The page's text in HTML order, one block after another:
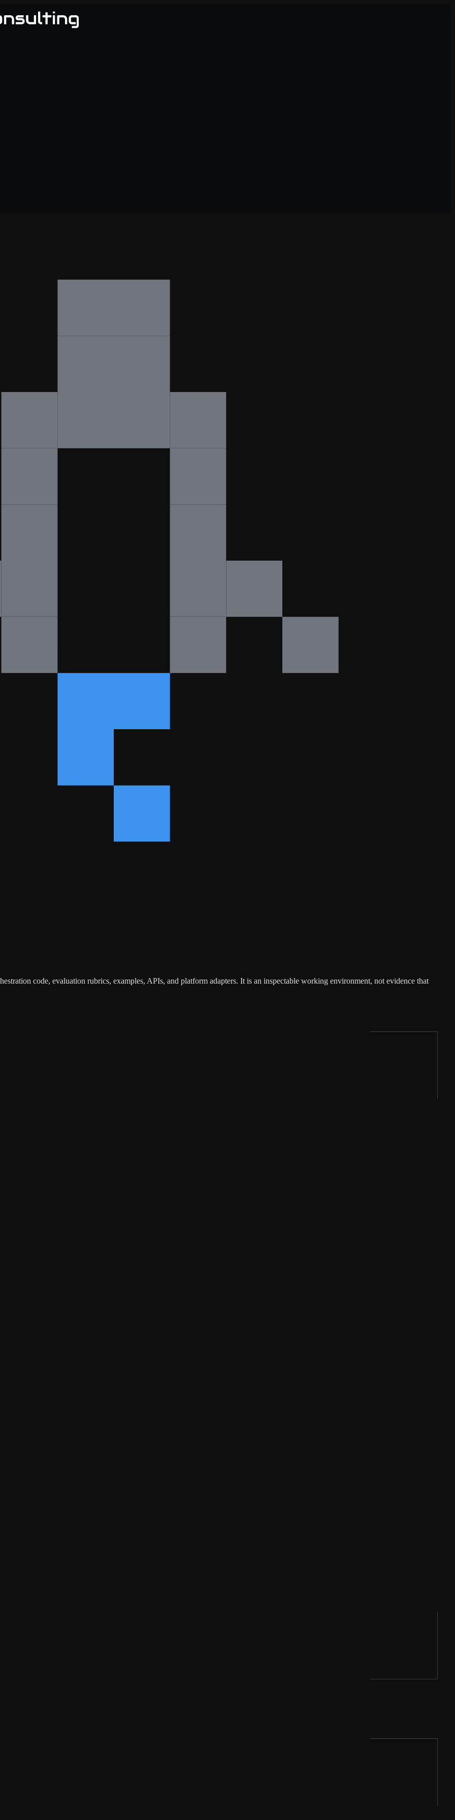
code, evaluation rubrics, examples, APIs, and platform adapters. It is an inspectable working environment, not evidence that